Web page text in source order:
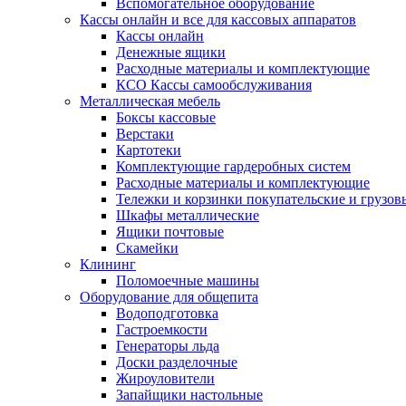
Вспомогательное оборудование
Кассы онлайн и все для кассовых аппаратов
Кассы онлайн
Денежные ящики
Расходные материалы и комплектующие
КСО Кассы самообслуживания
Металлическая мебель
Боксы кассовые
Верстаки
Картотеки
Комплектующие гардеробных систем
Расходные материалы и комплектующие
Тележки и корзинки покупательские и
Шкафы металлические
Ящики почтовые
Скамейки
Клининг
Поломоечные машины
Оборудование для общепита
Водоподготовка
Гастроемкости
Генераторы льда
Доски разделочные
Жироуловители
Запайщики настольные